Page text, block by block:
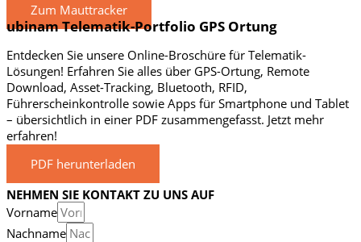
Zum Mauttracker
ubinam Telematik-Portfolio GPS Ortung
Entdecken Sie unsere Online-Broschüre für Telematik-
Lösungen! Erfahren Sie alles über GPS-Ortung, Remote
Download, Asset-Tracking, Bluetooth, RFID,
Führerscheinkontrolle sowie Apps für Smartphone und Tablet
– übersichtlich in einer PDF zusammengefasst. Jetzt mehr
erfahren!
PDF herunterladen
NEHMEN SIE KONTAKT ZU UNS AUF
Vorname
Nachname